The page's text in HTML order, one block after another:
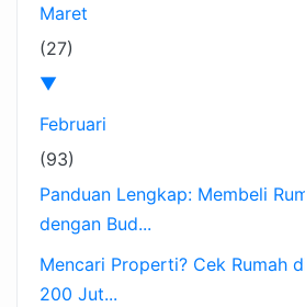
Maret
(27)
▼
Februari
(93)
Panduan Lengkap: Membeli
dengan Bud...
Mencari Properti? Cek Rumah
200 Jut...